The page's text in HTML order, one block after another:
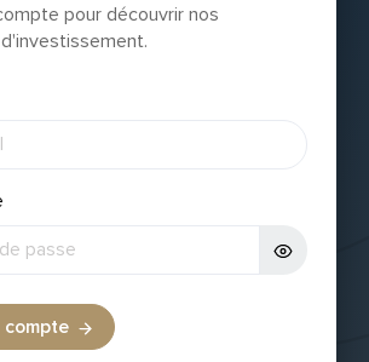
pour découvrir nos
compte